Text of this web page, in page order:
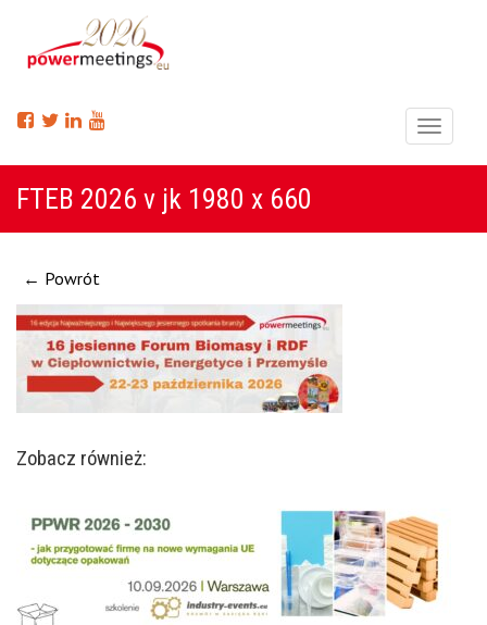
Menu
FTEB 2026 v jk 1980 x 660
← Powrót
Zobacz również: